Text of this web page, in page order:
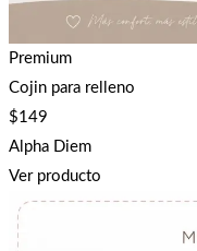
Premium
Cojin para relleno
$149
Alpha Diem
Ver producto